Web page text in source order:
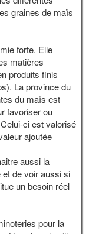
graines de maïs
forte. Elle
matières
produits finis
La province du
du maïs est
favoriser ou
ci est valorisé
ajoutée
aussi la
et de voir aussi si
un besoin réel
pour la